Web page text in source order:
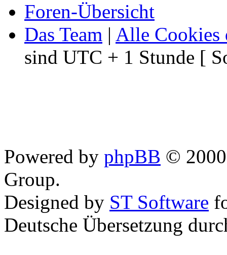
Foren-Übersicht
Das Team | Alle Cookies
sind UTC + 1 Stunde [
Powered by phpBB ©
Group.
Designed by ST Software
Deutsche Übersetzung